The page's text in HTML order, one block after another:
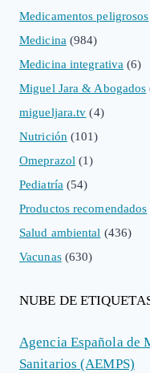
Medicamentos peligrosos
Medicina (984)
Medicina integrativa (6)
Miguel Jara & Abogados
migueljara.tv (4)
Nutrición (101)
Omeprazol (1)
Pediatría (54)
Productos recomendados
Salud ambiental (436)
Vacunas(630)
NUBE DE
Agencia Española de
Sanitarios (AEMPS)